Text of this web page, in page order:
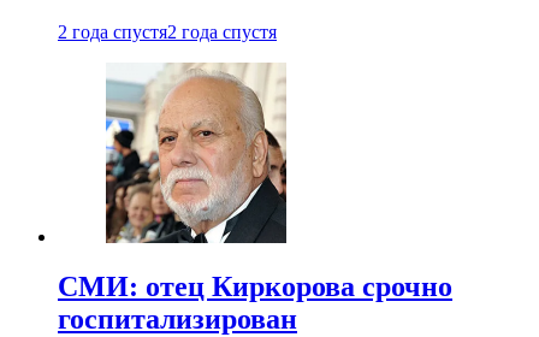
2 года спустя2 года спустя
СМИ: отец Киркорова срочно
госпитализирован